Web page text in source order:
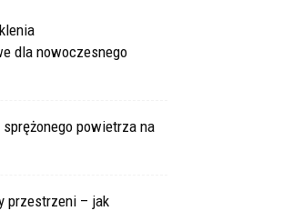
dla nowoczesnego
powietrza na
przestrzeni – jak